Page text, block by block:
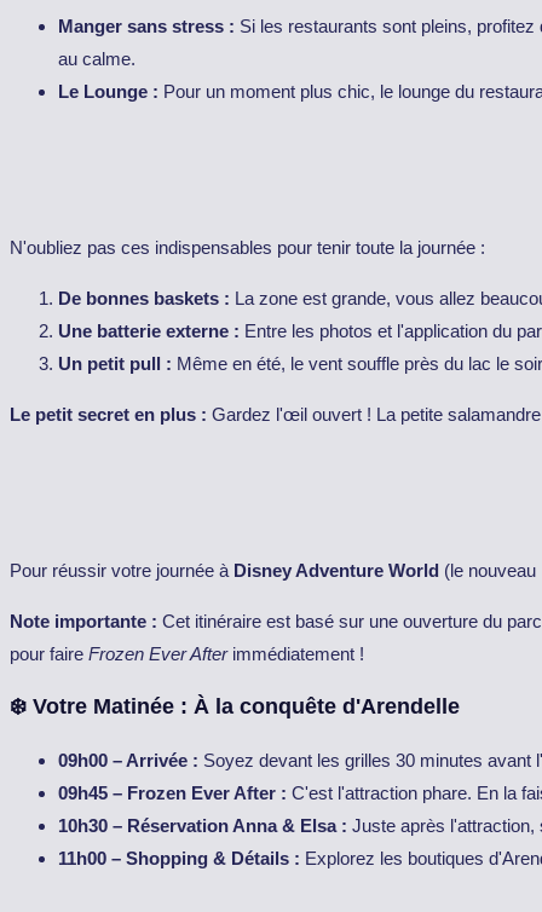
Manger sans stress : Si les restaurants sont pleins,
au calme.
Le Lounge : Pour un moment plus chic, le lounge du
N'oubliez pas ces indispensables pour tenir toute la journée :
De bonnes baskets : La zone est grande, vous allez
Une batterie externe : Entre les photos et l'application du
Un petit pull : Même en été, le vent souffle près du lac le
Le petit secret en plus : Gardez l'œil ouvert ! La petite
Pour réussir votre journée à Disney Adventure World (le
Note importante : Cet itinéraire est basé sur une ouverture du
pour faire Frozen Ever Afterimmédiatement !
❄️ Votre Matinée : À la conquête d'Arendelle
09h00 – Arrivée : Soyez devant les grilles 30 minutes
09h45 – Frozen Ever After : C'est l'attraction phare. En la
10h30 – Réservation Anna & Elsa : Juste après
11h00 – Shopping & Détails : Explorez les boutiques